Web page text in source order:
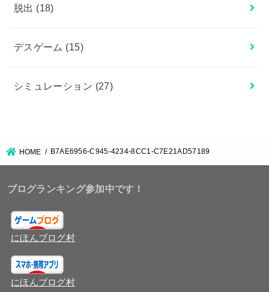
脱出 (18)
デスゲーム (15)
シミュレーション (27)
HOME B7AE6956-C945-4234-8CC1-C7E21AD57189
ブログランキング参加中です！
にほんブログ村
にほんブログ村